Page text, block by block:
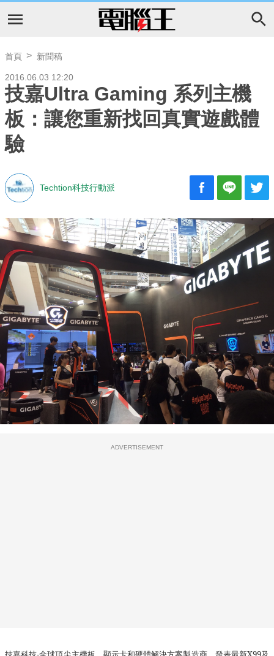
首頁 新聞稿
2016.06.03 12:20
技嘉Ultra Gaming 系列主機
板：讓您重新找回真實遊戲體
驗
Techtion科技行動派
ADVERTISEMENT